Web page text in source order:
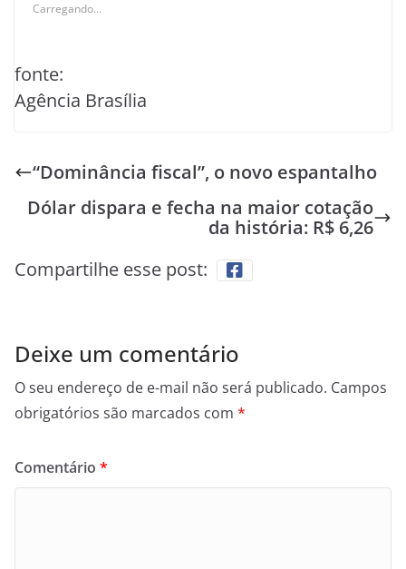
Carregando...
fonte:
Agência Brasília
“Dominância fiscal”, o novo espantalho
Dólar dispara e fecha na maior cotação
da história: R$ 6,26
Compartilhe esse post:
Deixe um comentário
O seu endereço de e-mail não será publicado. Campos
obrigatórios são marcados com *
Comentário *